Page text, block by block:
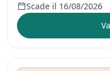
Scade il 16/08/2026